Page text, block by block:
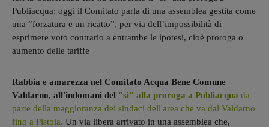
Publiacqua: oggi il Comitato parla di una assemblea gestita come
una “forzatura e un ricatto”, per via dell’impossibilità di
esprimere voto contrario a entrambe le ipotesi, cioè proroga o
aumento delle tariffe
Rabbia e amarezza nel Comitato Acqua Bene Comune
Valdarno, all'indomani del "sì" alla proroga a Publiacqua da
parte della maggioranza dei sindaci dell'area che va dal Valdarno
fino a Pistoia. Un via libera arrivato in una assemblea che,